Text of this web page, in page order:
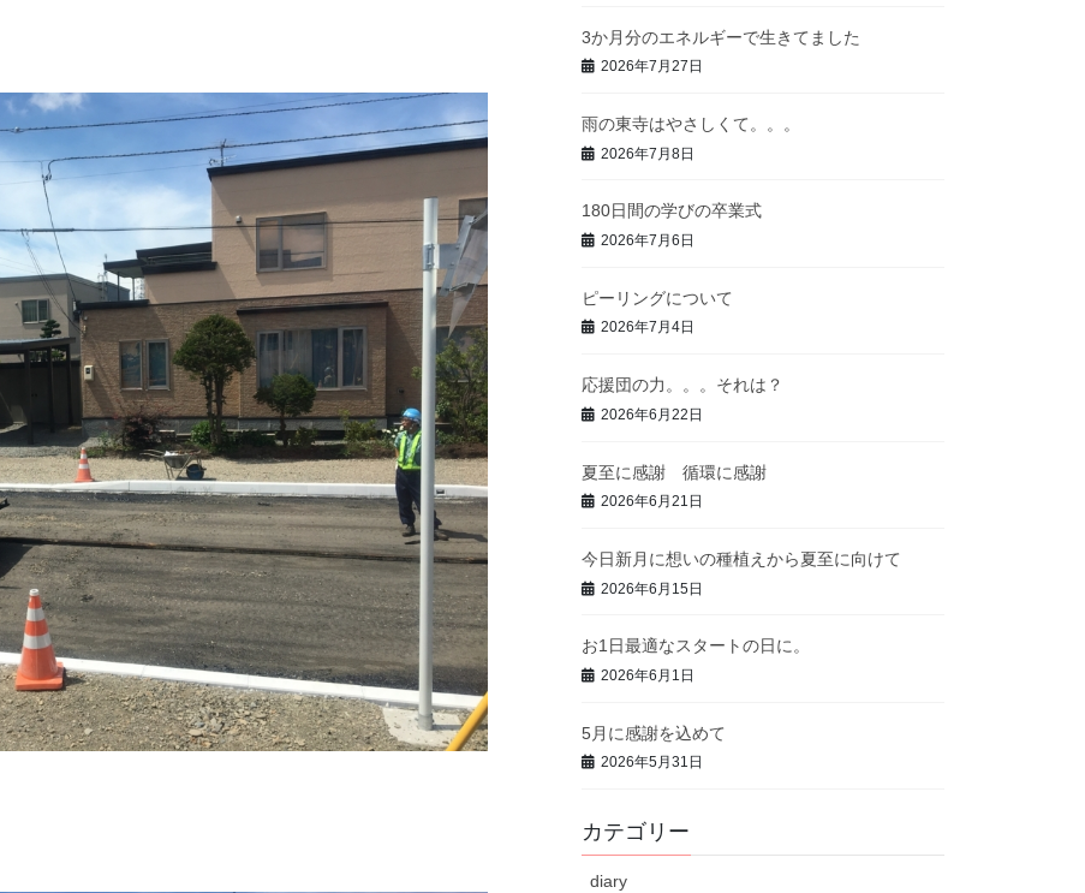
3か月分のエネルギーで生きてました
2026年7月27日
雨の東寺はやさしくて。。。
2026年7月8日
180日間の学びの卒業式
2026年7月6日
ピーリングについて
2026年7月4日
応援団の力。。。それは？
2026年6月22日
夏至に感謝 循環に感謝
2026年6月21日
今日新月に想いの種植えから夏至に向けて
2026年6月15日
お1日最適なスタートの日に。
2026年6月1日
5月に感謝を込めて
2026年5月31日
カテゴリー
diary